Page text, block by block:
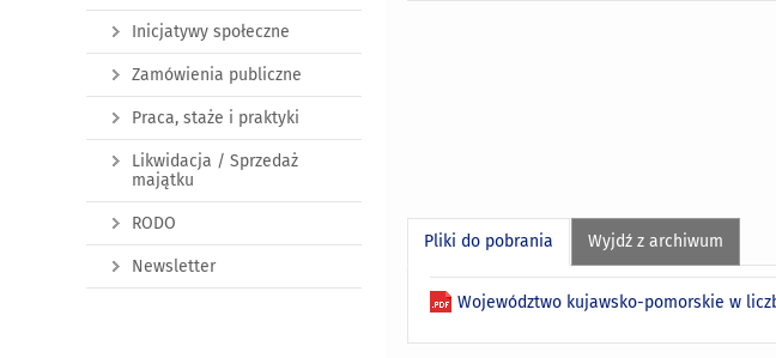
Pliki do pobrania Wyjdź z archiwum
Województwo kujawsko-pomorskie w
Inicjatywy społeczne
Zamówienia publiczne
Praca, staże i praktyki
Likwidacja / Sprzedaż
majątku
RODO
Newsletter